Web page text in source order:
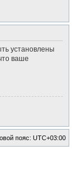
установлены
ваше
пояс: UTC+03:00